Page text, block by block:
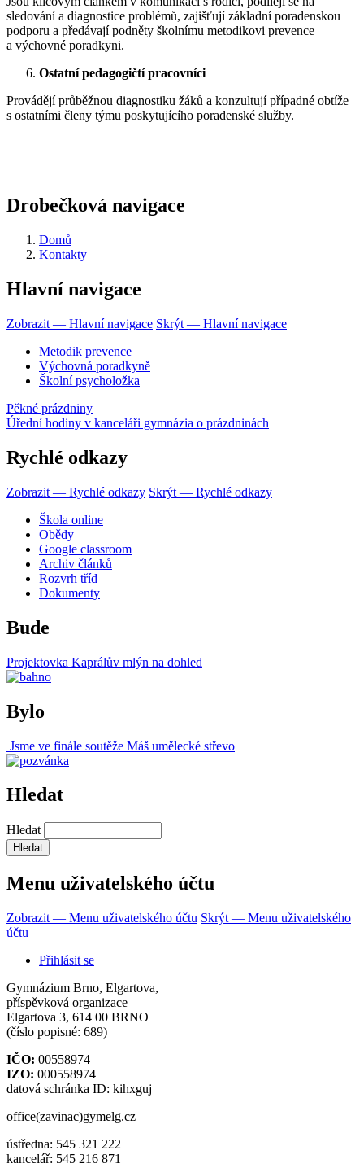
sledování a diagnostice problémů, zajišťují základní poradenskou
podporu a předávají podněty školnímu metodikovi prevence
a výchovné poradkyni.
Ostatní pedagogičtí pracovníci
Provádějí průběžnou diagnostiku žáků a konzultují případné obtíže
s ostatními členy týmu poskytujícího poradenské služby.
Drobečková navigace
Domů
Kontakty
Hlavní navigace
Zobrazit — Hlavní navigace Skrýt — Hlavní navigace
Metodik prevence
Výchovná poradkyně
Školní psycholožka
Pěkné prázdniny
Úřední hodiny v kanceláři gymnázia o prázdninách
Rychlé odkazy
Zobrazit — Rychlé odkazy Skrýt — Rychlé odkazy
Škola online
Obědy
Google classroom
Archiv článků
Rozvrh tříd
Dokumenty
Bude
Projektovka Kaprálův mlýn na dohled
Bylo
Jsme ve finále soutěže Máš umělecké střevo
Hledat
Hledat
Menu uživatelského účtu
Zobrazit — Menu uživatelského účtu Skrýt — Menu uživatelského
účtu
Přihlásit se
Gymnázium Brno, Elgartova,
příspěvková organizace
Elgartova 3, 614 00 BRNO
(číslo popisné: 689)
IČO: 00558974
IZO: 000558974
datová schránka ID: kihxguj
office(zavinac)gymelg.cz
ústředna: 545 321 222
kancelář: 545 216 871